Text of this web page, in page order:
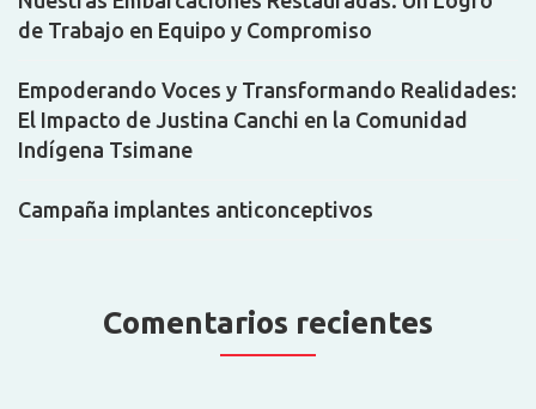
de Trabajo en Equipo y Compromiso
Empoderando Voces y Transformando Realidades:
El Impacto de Justina Canchi en la Comunidad
Indígena Tsimane
Campaña implantes anticonceptivos
Comentarios recientes